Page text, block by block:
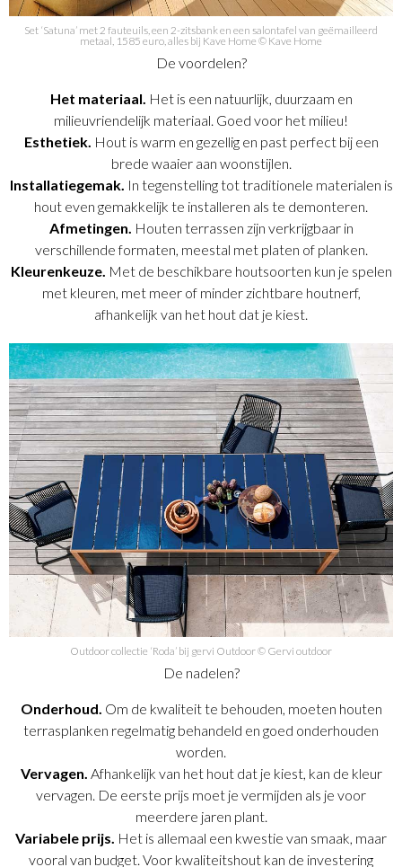
Set ‘Satuna’ met 2 fauteuils, een 2-zitsbank en een salontafel van geëmailleerd
metaal, 1585 euro, alles bij Kave Home © Kave Home
De voordelen?
Het materiaal. Het is een natuurlijk, duurzaam en
milieuvriendelijk materiaal. Goed voor het milieu!
Esthetiek. Hout is warm en gezellig en past perfect bij een
brede waaier aan woonstijlen.
Installatiegemak. In tegenstelling tot traditionele materialen is
hout even gemakkelijk te installeren als te demonteren.
Afmetingen. Houten terrassen zijn verkrijgbaar in
verschillende formaten, meestal met platen of planken.
Kleurenkeuze. Met de beschikbare houtsoorten kun je spelen
met kleuren, met meer of minder zichtbare houtnerf,
afhankelijk van het hout dat je kiest.
Outdoor collectie ‘Roda’ bij gervi Outdoor © Gervi outdoor
De nadelen?
Onderhoud. Om de kwaliteit te behouden, moeten houten
terrasplanken regelmatig behandeld en goed onderhouden
worden.
Vervagen. Afhankelijk van het hout dat je kiest, kan de kleur
vervagen. De eerste prijs moet je vermijden als je voor
meerdere jaren plant.
Variabele prijs. Het is allemaal een kwestie van smaak, maar
vooral van budget. Voor kwaliteitshout kan de investering